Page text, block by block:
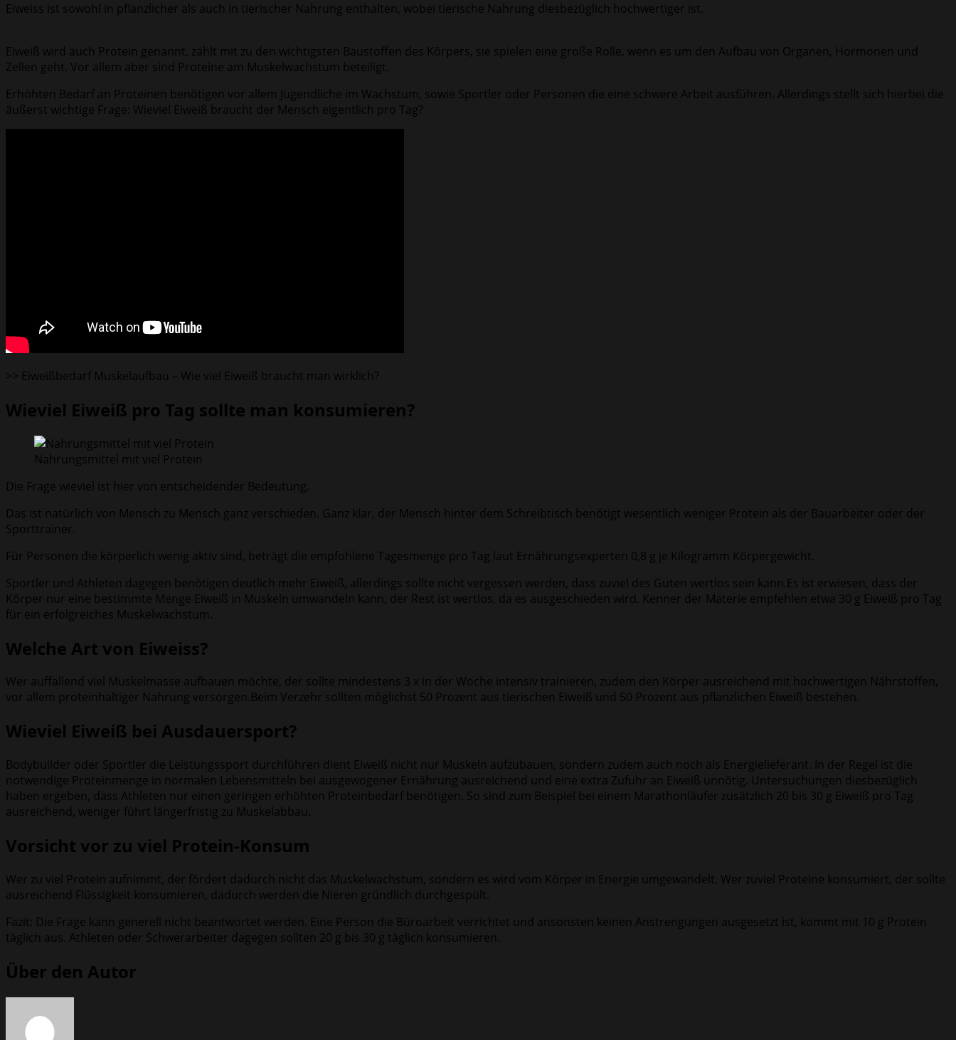
Eiweiss ist sowohl in pflanzlicher als auch in tierischer Nahrung enthalten, wobei tierische Nahrung diesbezüglich hochwertiger ist.
Eiweiß wird auch Protein genannt, zählt mit zu den wichtigsten Baustoffen des Körpers, sie spielen eine große Rolle, wenn es um den Aufbau von Organen, Hormonen und
Zellen geht. Vor allem aber sind Proteine am Muskelwachstum beteiligt.
Erhöhten Bedarf an Proteinen benötigen vor allem Jugendliche im Wachstum, sowie Sportler oder Personen die eine schwere Arbeit ausführen. Allerdings stellt sich hierbei die
äußerst wichtige Frage: Wieviel Eiweiß braucht der Mensch eigentlich pro Tag?
>> Eiweißbedarf Muskelaufbau – Wie viel Eiweiß braucht man wirklich?
Wieviel Eiweiß pro Tag sollte man konsumieren?
Nahrungsmittel mit viel Protein
Die Frage wieviel ist hier von entscheidender Bedeutung.
Das ist natürlich von Mensch zu Mensch ganz verschieden. Ganz klar, der Mensch hinter dem Schreibtisch benötigt wesentlich weniger Protein als der Bauarbeiter oder der
Sporttrainer.
Für Personen die körperlich wenig aktiv sind, beträgt die empfohlene Tagesmenge pro Tag laut Ernährungsexperten 0,8 g je Kilogramm Körpergewicht.
Sportler und Athleten dagegen benötigen deutlich mehr Eiweiß, allerdings sollte nicht vergessen werden, dass zuviel des Guten wertlos sein kann.Es ist erwiesen, dass der
Körper nur eine bestimmte Menge Eiweiß in Muskeln umwandeln kann, der Rest ist wertlos, da es ausgeschieden wird. Kenner der Materie empfehlen etwa 30 g Eiweiß pro Tag
für ein erfolgreiches Muskelwachstum.
Welche Art von Eiweiss?
Wer auffallend viel Muskelmasse aufbauen möchte, der sollte mindestens 3 x in der Woche intensiv trainieren, zudem den Körper ausreichend mit hochwertigen Nährstoffen,
vor allem proteinhaltiger Nahrung versorgen.Beim Verzehr sollten möglichst 50 Prozent aus tierischen Eiweiß und 50 Prozent aus pflanzlichen Eiweiß bestehen.
Wieviel Eiweiß bei Ausdauersport?
Bodybuilder oder Sportler die Leistungssport durchführen dient Eiweiß nicht nur Muskeln aufzubauen, sondern zudem auch noch als Energielieferant. In der Regel ist die
notwendige Proteinmenge in normalen Lebensmitteln bei ausgewogener Ernährung ausreichend und eine extra Zufuhr an Eiweiß unnötig. Untersuchungen diesbezüglich
haben ergeben, dass Athleten nur einen geringen erhöhten Proteinbedarf benötigen. So sind zum Beispiel bei einem Marathonläufer zusätzlich 20 bis 30 g Eiweiß pro Tag
ausreichend, weniger führt längerfristig zu Muskelabbau.
Vorsicht vor zu viel Protein-Konsum
Wer zu viel Protein aufnimmt, der fördert dadurch nicht das Muskelwachstum, sondern es wird vom Körper in Energie umgewandelt. Wer zuviel Proteine konsumiert, der sollte
ausreichend Flüssigkeit konsumieren, dadurch werden die Nieren gründlich durchgespült.
Fazit: Die Frage kann generell nicht beantwortet werden. Eine Person die Büroarbeit verrichtet und ansonsten keinen Anstrengungen ausgesetzt ist, kommt mit 10 g Protein
täglich aus. Athleten oder Schwerarbeiter dagegen sollten 20 g bis 30 g täglich konsumieren.
Über den Autor